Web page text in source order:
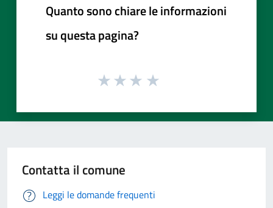
Quanto sono chiare le informazioni
su questa pagina?
Contatta il comune
Leggi le domande frequenti